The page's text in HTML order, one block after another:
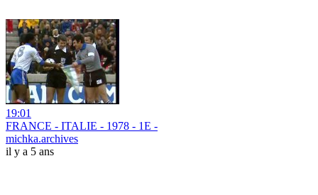
19:01
FRANCE - ITALIE - 1978 - 1E -
michka.archives
il y a 5 ans